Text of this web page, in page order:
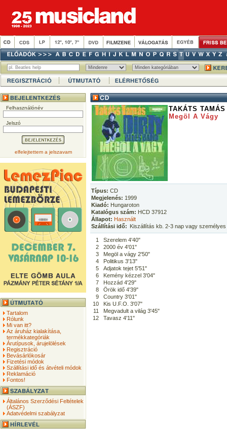
Felhasználónév
Jelszó
elfelejtettem a jelszavam
Tartalom
Rólunk
Mi van itt?
Az áruház kialakítása,
termékkategóriák
Árutípusok, árujelölések
Regisztráció
Bevásárlókosár
Fizetési módok
Szállítási idő és átvételi módok
Reklamáció
Fontos!
Általános Szerződési Feltételek
(ÁSZF)
Adatvédelmi szabályzat
TAKÁTS
Megöl A Vágy
Típus: CD
Megjelenés: 1999
Kiadó: Hungaroton
Katalógus szám: HCD 37912
Állapot: Használt
Szállítási idő: Kiszállítás kb. 2-3 nap vagy
1
Szerelem 4'40"
2
2000 év 4'01"
3
Megöl a vágy 2'50"
4
Politikus 3'13"
5
Adjatok tejet 5'51"
6
Kemény kézzel 3'04"
7
Hozzád 4'29"
8
Örök idő 4'39"
9
Country 3'01"
10
Kis U.F.O. 3'07"
11
Megvadult a világ 3'45"
12
Tavasz 4'11"